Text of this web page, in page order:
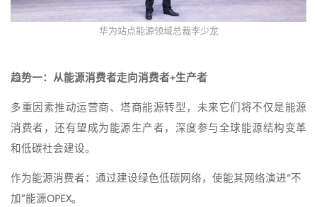
华为站点能源领域总裁李少龙
趋势一：从能源消费者走向消费者+生产者
多重因素推动运营商、塔商能源转型，未来它们将不仅是能源
消费者，还有望成为能源生产者，深度参与全球能源结构变革
和低碳社会建设。
作为能源消费者：通过建设绿色低碳网络，使能其网络演进“不
加”能源OPEX。